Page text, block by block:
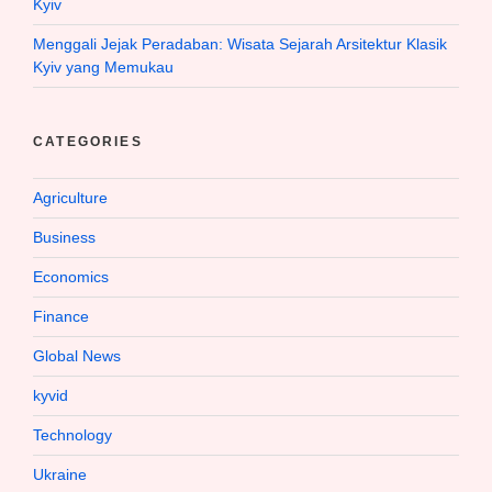
Kyiv
Menggali Jejak Peradaban: Wisata Sejarah Arsitektur Klasik
Kyiv yang Memukau
CATEGORIES
Agriculture
Business
Economics
Finance
Global News
kyvid
Technology
Ukraine